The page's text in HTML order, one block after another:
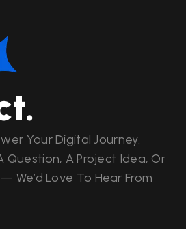
Your Digital Journey.
Question, A Project Idea, Or
We’d Love To Hear From